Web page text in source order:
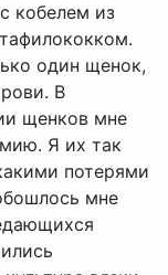
кобелем из
один щенок,
В
щенков мне
Я их так
потерями
мне